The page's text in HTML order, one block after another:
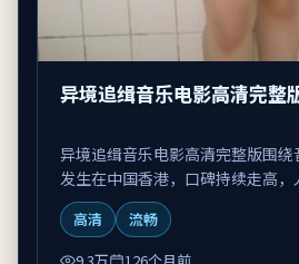
异境追缉音乐电影高清完整
异境追缉音乐电影高清完整版围
发生在中国香港，口碑持续走高
晰。
高清
流畅